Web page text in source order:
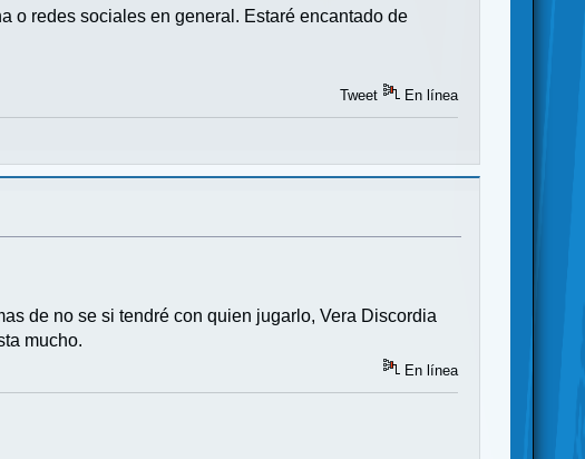
o redes sociales en general. Estaré encantado de
Tweet En línea
de no se si tendré con quien jugarlo, Vera Discordia
mucho.
En línea